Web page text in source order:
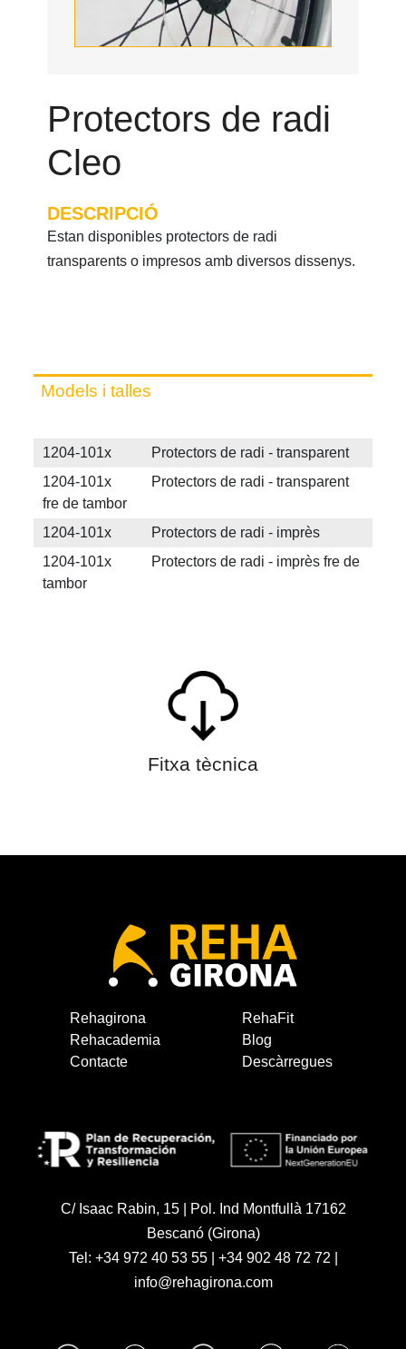
Protectors de radi
Cleo
DESCRIPCIÓ
Estan disponibles protectors de radi
transparents o impresos amb diversos dissenys.
Models i talles
1204-101x Protectors de radi - transparent
1204-101x Protectors de radi - transparent
fre de tambor
1204-101x Protectors de radi - imprès
1204-101x Protectors de radi - imprès fre de
tambor
Fitxa tècnica
Rehagirona
RehaFit
Rehacademia
Blog
Contacte
Descàrregues
C/ Isaac Rabin, 15 | Pol. Ind Montfullà 17162
Bescanó (Girona)
Tel: +34 972 40 53 55| +34 902 48 72 72
info@rehagirona.com